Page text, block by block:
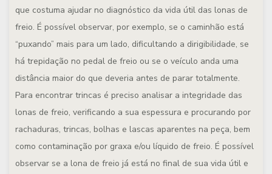
que costuma ajudar no diagnóstico da vida útil das lonas de
freio. É possível observar, por exemplo, se o caminhão está
“puxando” mais para um lado, dificultando a dirigibilidade, se
há trepidação no pedal de freio ou se o veículo anda uma
distância maior do que deveria antes de parar totalmente.
Para encontrar trincas é preciso analisar a integridade das
lonas de freio, verificando a sua espessura e procurando por
rachaduras, trincas, bolhas e lascas aparentes na peça, bem
como contaminação por graxa e/ou líquido de freio. É possível
observar se a lona de freio já está no final de sua vida útil e